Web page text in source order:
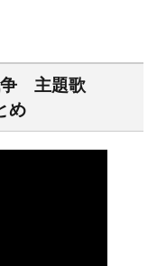
争 主題歌
め